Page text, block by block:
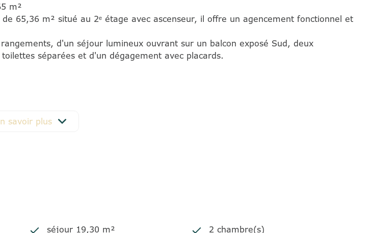
m²
de 65,36 m² situé au 2ᵉ étage avec ascenseur, il offre un agencement fonctionnel et
d'un séjour lumineux ouvrant sur un balcon exposé Sud, deux
séparées et d'un dégagement avec placards.
€ dont honoraires 4,92% TTC à la charge de l'acquéreur.
standard entre 1040 € et 1440 € suivant DPE du 000000000000.
savoir plus
séjour 19,30 m² 2 chambre(s)